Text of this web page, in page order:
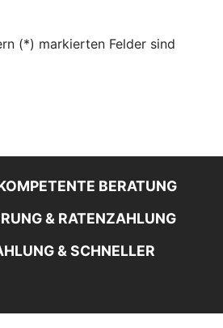
(*) markierten Felder sind
BERATUNG
& RATENZAHLUNG
& SCHNELLER